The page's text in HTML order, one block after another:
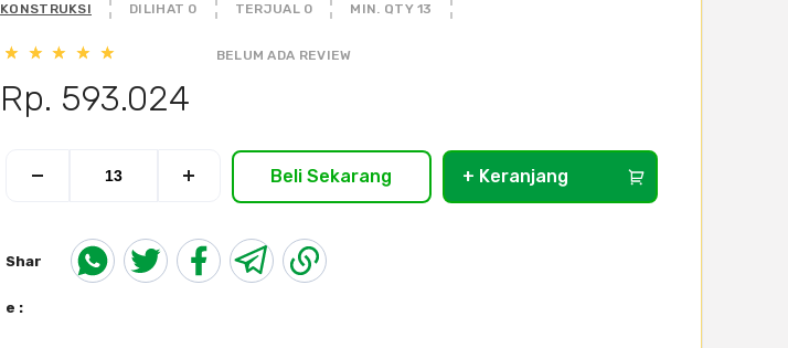
KONSTRUKSI DILIHAT 0 TERJUAL 0 MIN. QTY 13
BELUM ADA REVIEW
Rp. 593.024
Beli Sekarang + Keranjang
Shar
e :